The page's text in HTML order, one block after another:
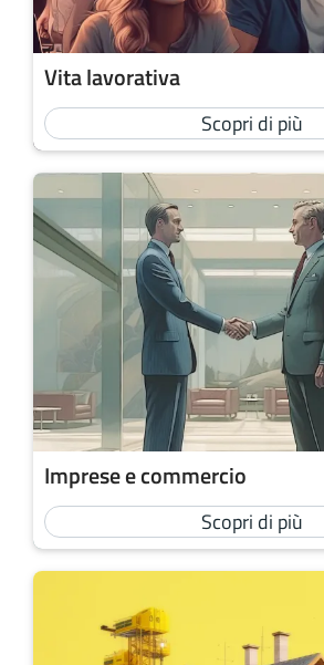
Vita lavorativa
Scopri di più
Imprese e commercio
Scopri di più